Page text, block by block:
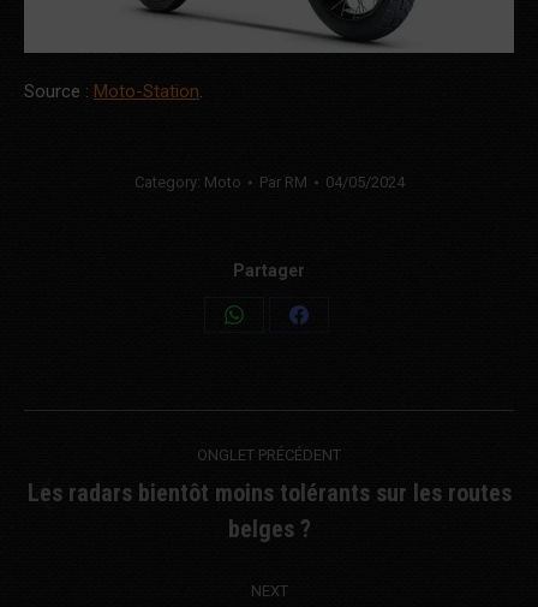
Source : Moto-Station.
Category: Moto Par RM 04/05/2024
Partager
Share
Share
navigation
ONGLET PRÉCÉDENT
Previous
post:
Les radars bientôt moins tolérants sur les routes
belges ?
NEXT